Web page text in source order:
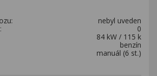
nebyl uveden
0
84 kW / 115 k
benzín
manuál (6 st.)